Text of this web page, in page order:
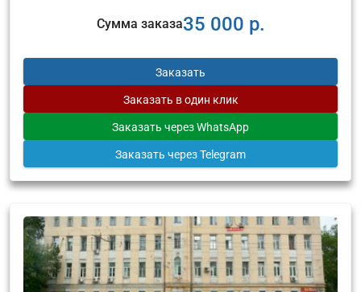
Сумма заказа35 000 р.
Заказать
Заказать в один клик
Заказать через WhatsApp
Заказать через Telegram